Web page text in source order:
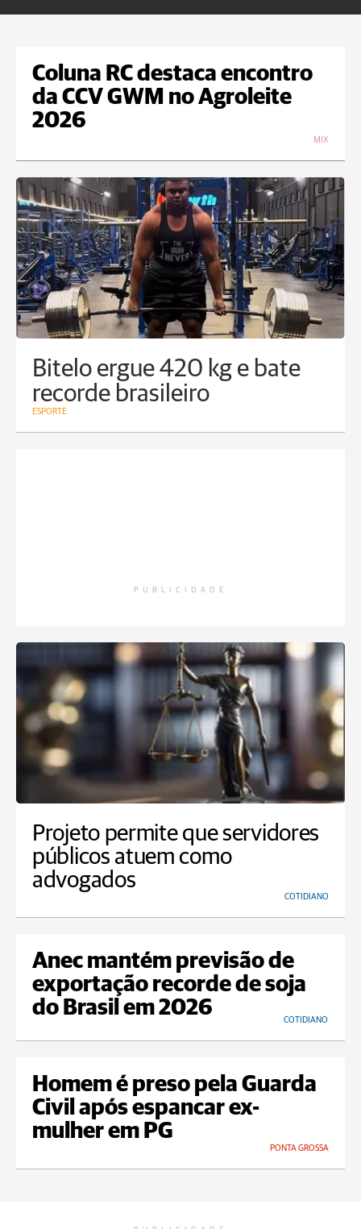
Coluna RC destaca encontro
da CCV GWM no Agroleite
2026
MIX
Bitelo ergue 420 kg e bate
recorde brasileiro
ESPORTE
PUBLICIDADE
Projeto permite que servidores
públicos atuem como
advogados
COTIDIANO
Anec mantém previsão de
exportação recorde de soja
do Brasil em 2026
COTIDIANO
Homem é preso pela Guarda
Civil após espancar ex-
mulher em PG
PONTA GROSSA